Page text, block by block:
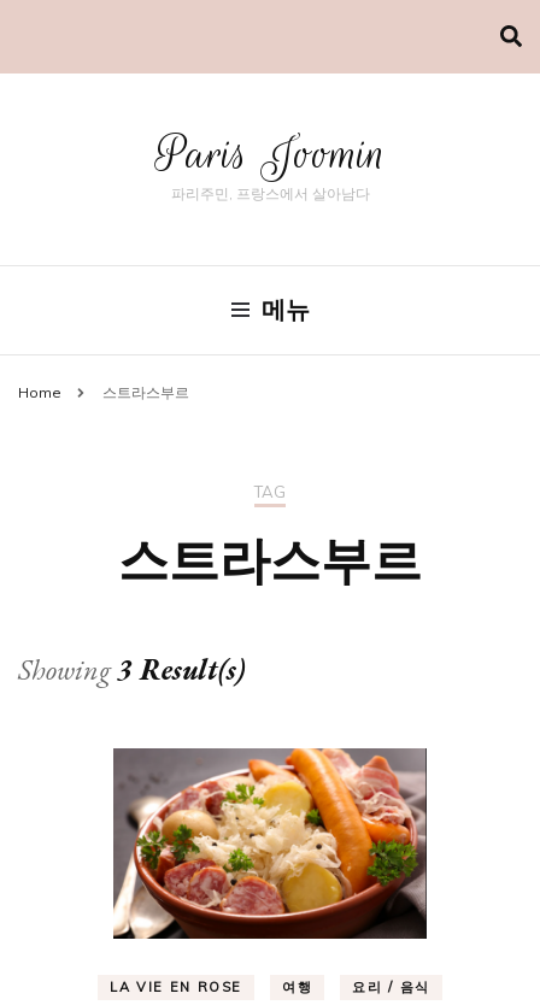
Paris Joomin
파리주민, 프랑스에서 살아남다
메뉴
Home 스트라스부르
TAG
스트라스부르
Showing3 Result(s)
LA VIE EN ROSE 여행 요리 / 음식